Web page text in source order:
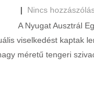
| Nincs
A Nyugat Ausztrál
viselkedést kaptak
méretű tengeri